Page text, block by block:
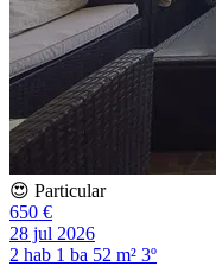
😍 Particular
650 €
28 jul 2026
2 hab 1 ba 52 m² 3º